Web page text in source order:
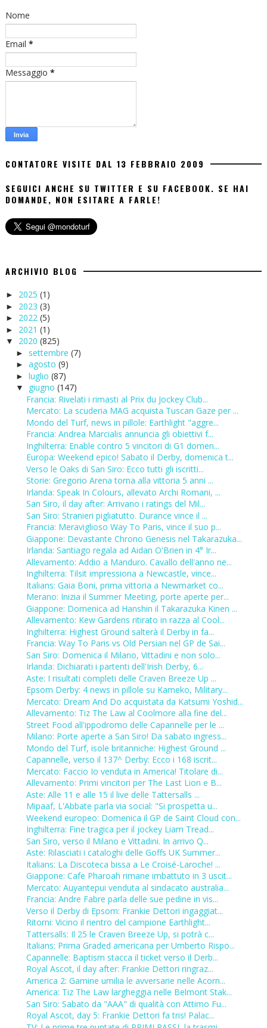
Nome
Email *
Messaggio *
CONTATORE VISITE DAL 13 FEBBRAIO 2009
SEGUICI ANCHE SU TWITTER E SU FACEBOOK. SE HAI
DOMANDE, NON ESITARE A FARLE!
ARCHIVIO BLOG
► 2025 (1)
► 2023 (3)
► 2022 (5)
► 2021 (1)
▼ 2020 (825)
► settembre (7)
► agosto (9)
► luglio (87)
▼ giugno (147)
Francia: Rivelati i rimasti al Prix du Jockey Club...
Mercato: La scuderia MAG acquista Tuscan Gaze per ...
Mondo del Turf, news in pillole: Earthlight "aggre...
Francia: Andrea Marcialis annuncia gli obiettivi f...
Inghilterra: Enable contro 5 vincitori di G1 domen...
Europa: Weekend epico! Sabato il Derby, domenica t...
Verso le Oaks di San Siro: Ecco tutti gli iscritti...
Storie: Gregorio Arena torna alla vittoria 5 anni ...
Irlanda: Speak In Colours, allevato Archi Romani, ...
San Siro, il day after: Arrivano i ratings del Mil...
San Siro: Stranieri pigliatutto. Durance vince il ...
Francia: Meraviglioso Way To Paris, vince il suo p...
Giappone: Devastante Chrono Genesis nel Takarazuka...
Irlanda: Santiago regala ad Aidan O'Brien in 4° Ir...
Allevamento: Addio a Manduro. Cavallo dell'anno ne...
Inghilterra: Tilsit impressiona a Newcastle, vince...
Italians: Gaia Boni, prima vittoria a Newmarket co...
Merano: Inizia il Summer Meeting, porte aperte per...
Giappone: Domenica ad Hanshin il Takarazuka Kinen ...
Allevamento: Kew Gardens ritirato in razza al Cool...
Inghilterra: Highest Ground salterà il Derby in fa...
Francia: Way To Paris vs Old Persian nel GP de Sai...
San Siro: Domenica il Milano, Vittadini e non solo...
Irlanda: Dichiarati i partenti dell'Irish Derby, 6...
Aste: I risultati completi delle Craven Breeze Up ...
Epsom Derby: 4 news in pillole su Kameko, Military...
Mercato: Dream And Do acquistata da Katsumi Yoshid...
Allevamento: Tiz The Law al Coolmore alla fine del...
Street Food all'ippodromo delle Capannelle per le ...
Milano: Porte aperte a San Siro! Da sabato ingress...
Mondo del Turf, isole britanniche: Highest Ground ...
Capannelle, verso il 137^ Derby: Ecco i 168 iscrit...
Mercato: Faccio Io venduta in America! Titolare di...
Allevamento: Primi vincitori per The Last Lion e B...
Aste: Alle 11 e alle 15 il live delle Tattersalls ...
Mipaaf, L'Abbate parla via social: "Si prospetta u...
Weekend europeo: Domenica il GP de Saint Cloud con...
Inghilterra: Fine tragica per il jockey Liam Tread...
San Siro, verso il Milano e Vittadini. In arrivo Q...
Aste: Rilasciati i cataloghi delle Goffs UK Summer...
Italians: La Discoteca bissa a Le Croisé-Laroche! ...
Giappone: Cafe Pharoah rimane imbattuto in 3 uscit...
Mercato: Auyantepui venduta al sindacato australia...
Francia: Andre Fabre parla delle sue pedine in vis...
Verso il Derby di Epsom: Frankie Dettori ingaggiat...
Ritorni: Vicino il rientro del campione Earthlight...
Tattersalls: Il 25 le Craven Breeze Up, si potrà c...
Italians: Prima Graded americana per Umberto Rispo...
Capannelle: Baptism stacca il ticket verso il Derb...
Royal Ascot, il day after: Frankie Dettori ringraz...
America 2: Gamine umilia le avversarie nelle Acorn...
America: Tiz The Law largheggia nelle Belmont Stak...
San Siro: Sabato da "AAA" di qualità con Attimo Fu...
Royal Ascot, day 5: Frankie Dettori fa tris! Palac...